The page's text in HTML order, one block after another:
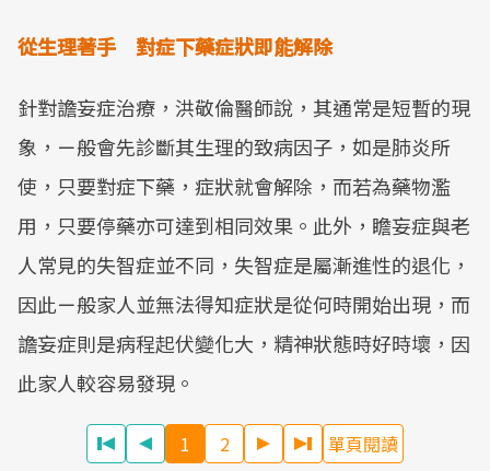
從生理著手 對症下藥症狀即能解除
針對譫妄症治療，洪敬倫醫師說，其通常是短暫的現
象，ㄧ般會先診斷其生理的致病因子，如是肺炎所
使，只要對症下藥，症狀就會解除，而若為藥物濫
用，只要停藥亦可達到相同效果。此外，瞻妄症與老
人常見的失智症並不同，失智症是屬漸進性的退化，
因此ㄧ般家人並無法得知症狀是從何時開始出現，而
譫妄症則是病程起伏變化大，精神狀態時好時壞，因
此家人較容易發現。
1 2 單頁閱讀